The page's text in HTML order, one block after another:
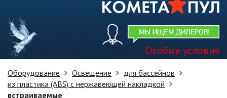
Особые условия
Оборудование Освещение
для бассейнов
из пластика (ABS) с нержавеющей накладкой
встраиваемые